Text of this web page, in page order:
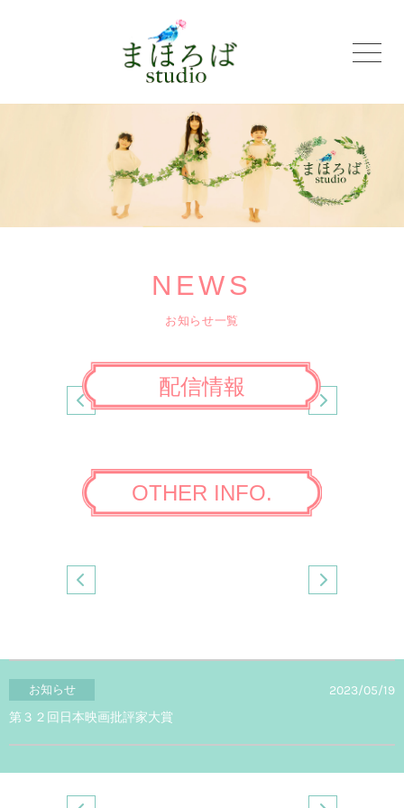
NEWS
お知らせ一覧
配信情報
OTHER INFO.
お知らせ 2023/05/19
第３２回日本映画批評家大賞